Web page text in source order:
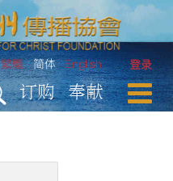
登录
繁體 简体 English
订购 奉献